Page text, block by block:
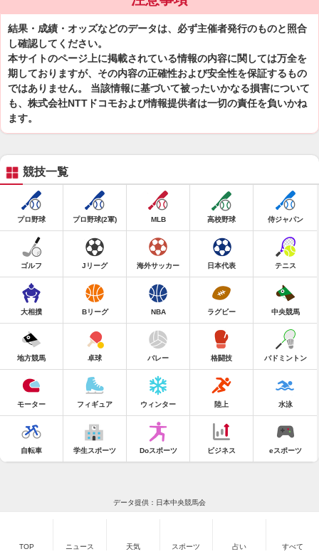
結果・成績・オッズなどのデータは、必ず主催者発行のものと照合
し確認してください。
本サイトのページ上に掲載されている情報の内容に関しては万全を
期しておりますが、その内容の正確性および安全性を保証するもの
ではありません。 当該情報に基づいて被ったいかなる損害について
も、株式会社NTTドコモおよび情報提供者は一切の責任を負いかね
ます。
競技一覧
プロ野球 プロ野球(2軍) MLB 高校野球 侍ジャパン
ゴルフ Jリーグ 海外サッカー 日本代表 テニス
大相撲 Bリーグ NBA ラグビー 中央競馬
地方競馬 卓球 バレー 格闘技 バドミントン
モーター フィギュア ウィンター 陸上 水泳
自転車 学生スポーツ Doスポーツ ビジネス eスポーツ
データ提供：日本中央競馬会
TOP ニュース 天気 スポーツ 占い すべて